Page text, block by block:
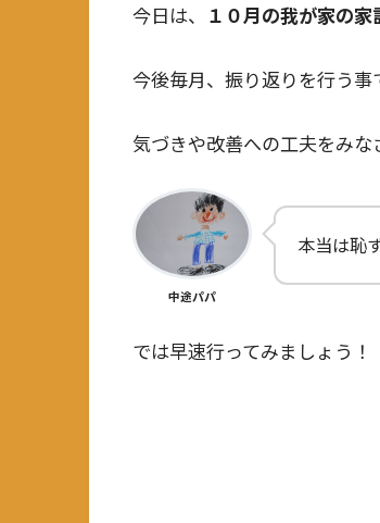
今日は、 １０月の我が家の家
今後毎月、振り返りを行う事
気づきや改善への工夫をみ
中途パパ
本当は恥
では早速行ってみましょう！